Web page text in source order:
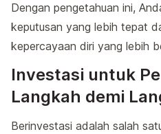
Dengan pengetahuan ini,
keputusan yang lebih tepat
kepercayaan diri yang lebih
Investasi untuk
Langkah demi
Berinvestasi adalah salah